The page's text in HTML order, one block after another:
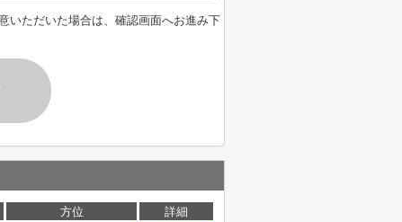
いただいた場合は、確認画面へお進み下
方位
詳細